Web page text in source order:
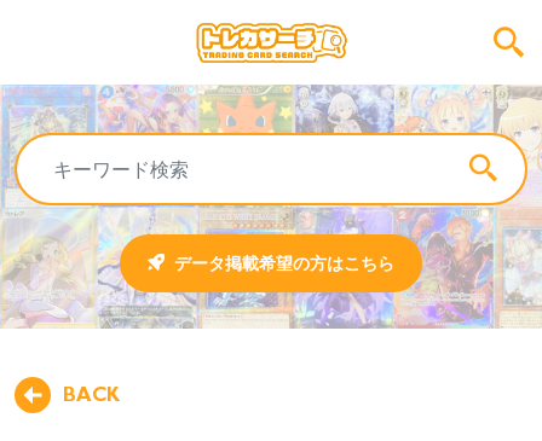
データ掲載希望の方はこちら
BACK